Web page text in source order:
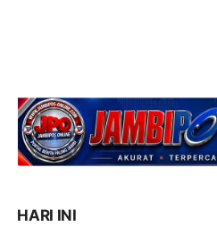
HARI INI